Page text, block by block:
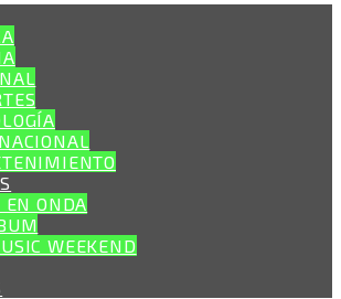
EN ONDA
WEEKEND